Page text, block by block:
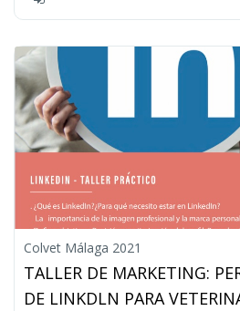
Colvet Málaga 2021
TALLER DE MARKETING:
DE LINKDLN PARA